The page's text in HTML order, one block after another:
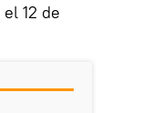
12 de